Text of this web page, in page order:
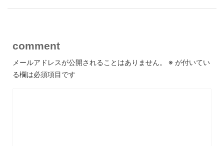
comment
メールアドレスが公開されることはありません。 ※ が付いてい
る欄は必須項目です